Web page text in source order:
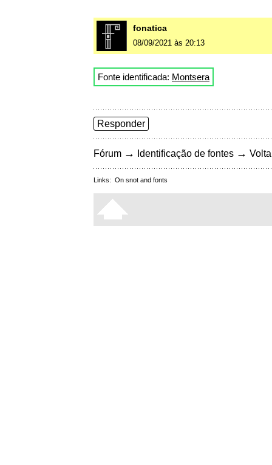
fonatica
08/09/2021 às 20:13
Fonte identificada: Montsera
Responder
Fórum → Identificação de fontes →
Links: On snot and fonts